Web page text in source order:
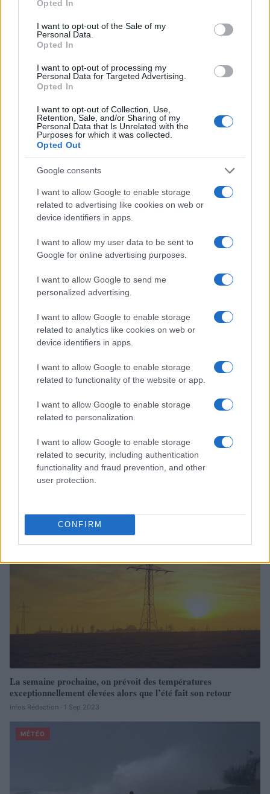
use your data for below specified purposes in below Google
consent section.
Opted In
I want to opt-out of the Sale of my
Personal Data.
Opted In
I want to opt-out of processing my
Personal Data for Targeted Advertising.
Opted In
I want to opt-out of Collection, Use,
Retention, Sale, and/or Sharing of my
Personal Data that Is Unrelated with the
Purposes for which it was collected.
Opted Out
Google consents
I want to allow Google to enable storage
related to advertising like cookies on web or
device identifiers in apps.
I want to allow my user data to be sent to
Google for online advertising purposes.
I want to allow Google to send me
personalized advertising.
I want to allow Google to enable storage
related to analytics like cookies on web or
device identifiers in apps.
I want to allow Google to enable storage
related to functionality of the website or app.
I want to allow Google to enable storage
related to personalization.
I want to allow Google to enable storage
related to security, including authentication
functionality and fraud prevention, and other
user protection.
CONFIRM
AUTEUR
La semaine prochaine, on prévoit des températures
exceptionnellement élevées alors que l’été fait son retour
Infos Rédaction · 1 Sep 2023
MÉTÉO